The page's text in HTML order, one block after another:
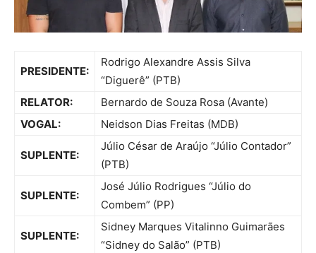
PRESIDENTE:
Rodrigo Alexandre Assis Silva
“Diguerê” (PTB)
RELATOR:
Bernardo de Souza Rosa (Avante)
VOGAL:
Neidson Dias Freitas (MDB)
SUPLENTE:
Júlio César de Araújo “Júlio Contador”
(PTB)
SUPLENTE:
José Júlio Rodrigues “Júlio do
Combem” (PP)
SUPLENTE:
Sidney Marques Vitalinno Guimarães
“Sidney do Salão” (PTB)